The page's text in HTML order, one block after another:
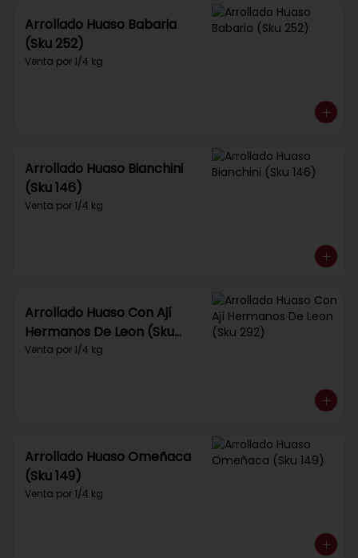
Arrollado Huaso Babaria
(Sku 252)
Venta por 1/4 kg.
Arrollado Huaso Bianchini
(Sku 146)
Venta por 1/4 kg.
Arrollado Huaso Con Ají
Hermanos De Leon (Sku
292)
Venta por 1/4 kg.
Arrollado Huaso Omeñaca
(Sku 149)
Venta por 1/4 kg.